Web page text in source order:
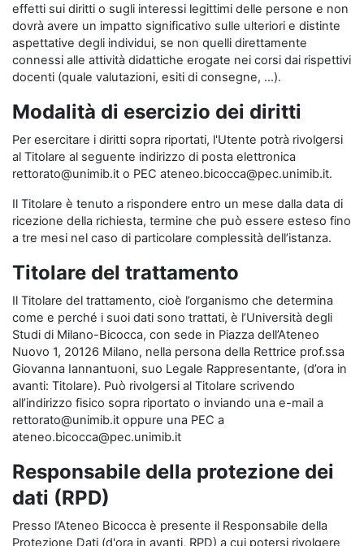
effetti sui diritti o sugli interessi legittimi delle persone e non
dovrà avere un impatto significativo sulle ulteriori e distinte
aspettative degli individui, se non quelli direttamente
connessi alle attività didattiche erogate nei corsi dai rispettivi
docenti (quale valutazioni, esiti di consegne, …).
Modalità di esercizio dei diritti
Per esercitare i diritti sopra riportati, l'Utente potrà rivolgersi
al Titolare al seguente indirizzo di posta elettronica
rettorato@unimib.it o PEC ateneo.bicocca@pec.unimib.it.
Il Titolare è tenuto a rispondere entro un mese dalla data di
ricezione della richiesta, termine che può essere esteso fino
a tre mesi nel caso di particolare complessità dell’istanza.
Titolare del trattamento
Il Titolare del trattamento, cioè l’organismo che determina
come e perché i suoi dati sono trattati, è l’Università degli
Studi di Milano-Bicocca, con sede in Piazza dell’Ateneo
Nuovo 1, 20126 Milano, nella persona della Rettrice prof.ssa
Giovanna Iannantuoni, suo Legale Rappresentante, (d’ora in
avanti: Titolare). Può rivolgersi al Titolare scrivendo
all’indirizzo fisico sopra riportato o inviando una e-mail a
rettorato@unimib.it oppure una PEC a
ateneo.bicocca@pec.unimib.it
Responsabile della protezione dei
dati (RPD)
Presso l’Ateneo Bicocca è presente il Responsabile della
Protezione Dati (d'ora in avanti, RPD) a cui potersi rivolgere